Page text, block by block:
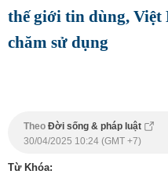
thế giới tin dùng, Việt
chăm sử dụng
Theo Đời sống & pháp luật
30/04/2025 10:24 (GMT +7)
Từ Khóa: